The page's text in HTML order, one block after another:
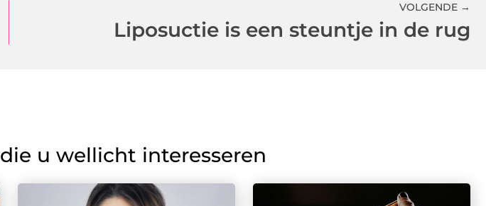
VOLGENDE →
Liposuctie is een steuntje in de rug
die u wellicht interesseren